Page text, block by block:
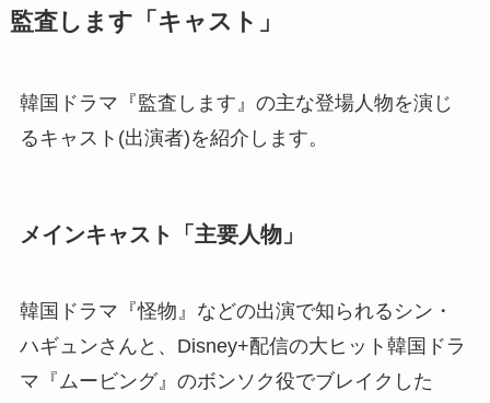
監査します「キャスト」
韓国ドラマ『監査します』の主な登場人物を演じ
るキャスト(出演者)を紹介します。
メインキャスト「主要人物」
韓国ドラマ『怪物』などの出演で知られるシン・
ハギュンさんと、Disney+配信の大ヒット韓国ドラ
マ『ムービング』のボンソク役でブレイクした